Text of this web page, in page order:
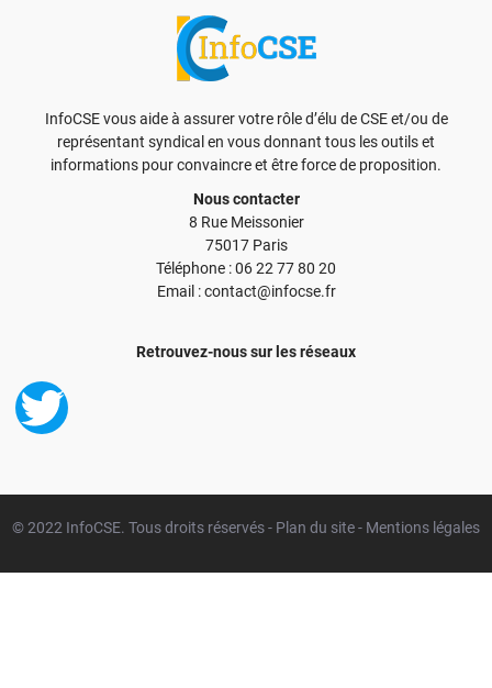
InfoCSE vous aide à assurer votre rôle d’élu de CSE et/ou de
représentant syndical en vous donnant tous les outils et
informations pour convaincre et être force de proposition.
Nous contacter
8 Rue Meissonier
75017 Paris
Téléphone : 06 22 77 80 20
Email : contact@infocse.fr
Retrouvez-nous sur les réseaux
© 2022 InfoCSE. Tous droits réservés - Plan du site- Mentions légales